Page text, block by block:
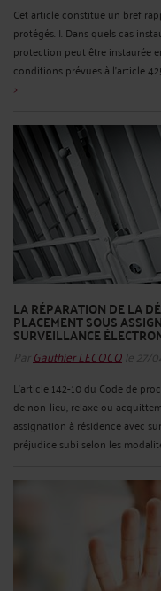
Cet article constitue un bref
protégés. I. Dans quels cas
protection peut être instaurée
conditions prévues à l'article
>
LA RÉPARATION DE LA
PLACEMENT SOUS
SURVEILLANCE
Par Gauthier LECOCQ le 27/
L'article 142-10 du Code de
de non-lieu, relaxe ou
assignation à résidence avec
préjudice subi selon les